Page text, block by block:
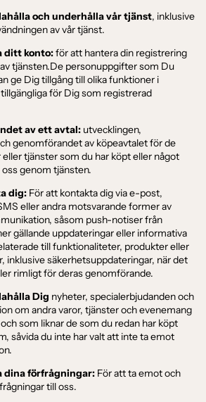
och underhålla vår tjänst, inklusive
av vår tjänst.
ditt konto:för att hantera din registrering
tjänsten.De personuppgifter som Du
ge Dig tillgång till olika funktioner i
för Dig som registrerad
av ett avtal: utvecklingen,
genomförandet av köpeavtalet för de
tjänster som du har köpt eller något
genom tjänsten.
dig: För att kontakta dig via e-post,
eller andra motsvarande former av
såsom push-notiser från
gällande uppdateringar eller informativa
till funktionaliteter, produkter eller
inklusive säkerhetsuppdateringar, när det
rimligt för deras genomförande.
Dig nyheter, specialerbjudanden och
om andra varor, tjänster och evenemang
som liknar de som du redan har köpt
såvida du inte har valt att inte ta emot
dina förfrågningar: För att ta emot och
till oss.